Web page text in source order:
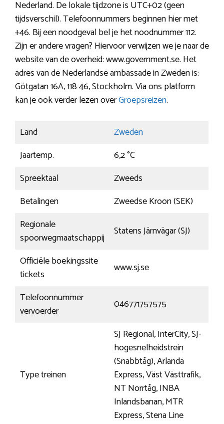
Nederland. De lokale tijdzone is UTC+02 (geen
tijdsverschil). Telefoonnummers beginnen hier met
+46. Bij een noodgeval bel je het noodnummer 112.
Zijn er andere vragen? Hiervoor verwijzen we je naar de
website van de overheid: www.government.se. Het
adres van de Nederlandse ambassade in Zweden is:
Götgatan 16A, 118 46, Stockholm. Via ons platform
kan je ook verder lezen overGroepsreizen.
Land
Zweden
Jaartemp.
6,2 °C
Spreektaal
Zweeds
Betalingen
Zweedse Kroon (SEK)
Regionale
spoorwegmaatschappij
Statens Järnvägar (SJ)
Officiële boekingssite
tickets
www.sj.se
Telefoonnummer
vervoerder
046771757575
Type treinen
SJ Regional, InterCity, SJ-
hogesnelheidstrein
(Snabbtåg), Arlanda
Express, Väst Västtrafik,
NT Norrtåg, INBA
Inlandsbanan, MTR
Express, Stena Line